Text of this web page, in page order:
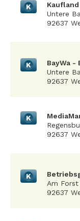
K
Kaufland
Untere
92637
K
BayWa -
Untere
92637
K
92637
K
Am Forst
92637